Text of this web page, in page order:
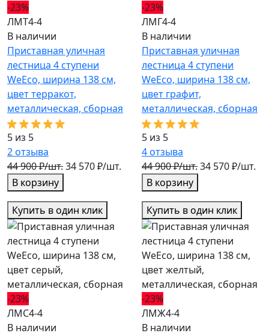
-23%
ЛМТ4-4
В наличии
Приставная уличная
лестница 4 ступени
WeEco, ширина 138 см,
цвет терракот,
металлическая, cборная
5 из 5
2отзыва
44 900 ₽/шт.34 570 ₽/шт.
В корзину
Купить в один клик
-23%
ЛМГ4-4
В наличии
Приставная уличная
лестница 4 ступени
WeEco, ширина 138 см,
цвет графит,
металлическая, cборная
5 из 5
4отзыва
44 900 ₽/шт.34 570 ₽/шт.
В корзину
Купить в один клик
-23%
ЛМС4-4
В наличии
-23%
ЛМЖ4-4
В наличии